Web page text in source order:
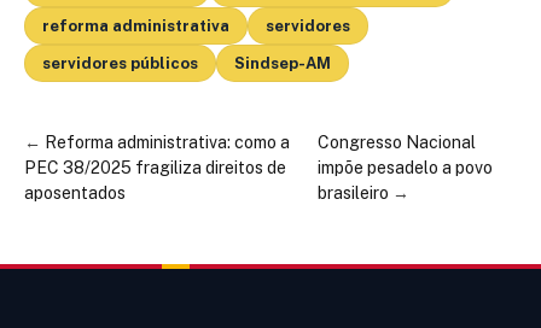
reforma administrativa servidores
servidores públicos Sindsep-AM
← Reforma administrativa: como a
PEC 38/2025 fragiliza direitos de
aposentados
Congresso Nacional
impõe pesadelo a povo
brasileiro →